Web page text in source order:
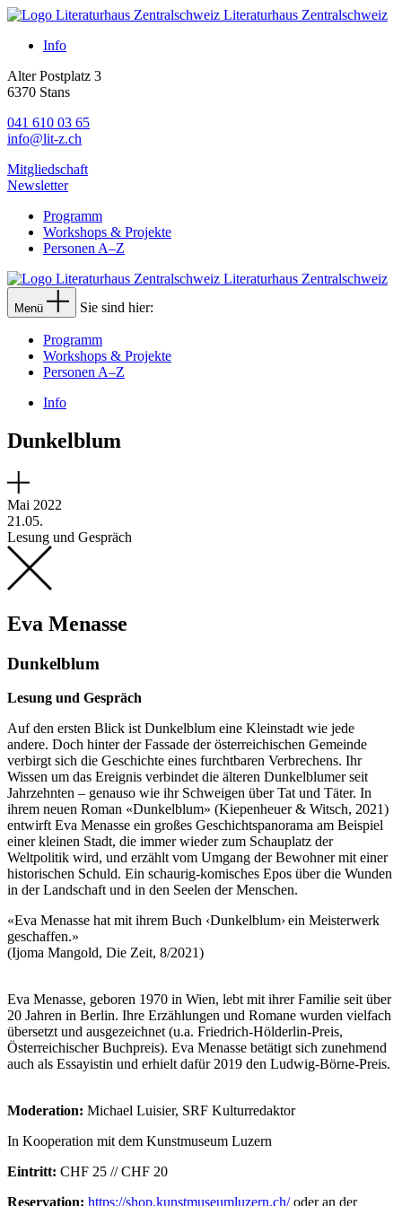
Literaturhaus Zentralschweiz
Info
Alter Postplatz 3
6370 Stans
041 610 03 65
info@lit-z.ch
Mitgliedschaft
Newsletter
Programm
Workshops & Projekte
Personen A–Z
Literaturhaus Zentralschweiz
Menü Sie sind hier:
Programm
Workshops & Projekte
Personen A–Z
Info
Dunkelblum
Mai 2022
21.05.
Lesung und Gespräch
Eva Menasse
Dunkelblum
Lesung und Gespräch
Auf den ersten Blick ist Dunkelblum eine Kleinstadt wie jede
andere. Doch hinter der Fassade der österreichischen Gemeinde
verbirgt sich die Geschichte eines furchtbaren Verbrechens. Ihr
Wissen um das Ereignis verbindet die älteren Dunkelblumer seit
Jahrzehnten – genauso wie ihr Schweigen über Tat und Täter. In
ihrem neuen Roman «Dunkelblum» (Kiepenheuer & Witsch, 2021)
entwirft Eva Menasse ein großes Geschichtspanorama am Beispiel
einer kleinen Stadt, die immer wieder zum Schauplatz der
Weltpolitik wird, und erzählt vom Umgang der Bewohner mit einer
historischen Schuld. Ein schaurig-komisches Epos über die Wunden
in der Landschaft und in den Seelen der Menschen.
«Eva Menasse hat mit ihrem Buch ‹Dunkelblum› ein Meisterwerk
geschaffen.»
(Ijoma Mangold, Die Zeit, 8/2021)
Eva Menasse, geboren 1970 in Wien, lebt mit ihrer Familie seit über
20 Jahren in Berlin. Ihre Erzählungen und Romane wurden vielfach
übersetzt und ausgezeichnet (u.a. Friedrich-Hölderlin-Preis,
Österreichischer Buchpreis). Eva Menasse betätigt sich zunehmend
auch als Essayistin und erhielt dafür 2019 den Ludwig-Börne-Preis.
Moderation: Michael Luisier, SRF Kulturredaktor
In Kooperation mit dem Kunstmuseum Luzern
Eintritt: CHF 25 // CHF 20
Reservation: https://shop.kunstmuseumluzern.ch/oder an der